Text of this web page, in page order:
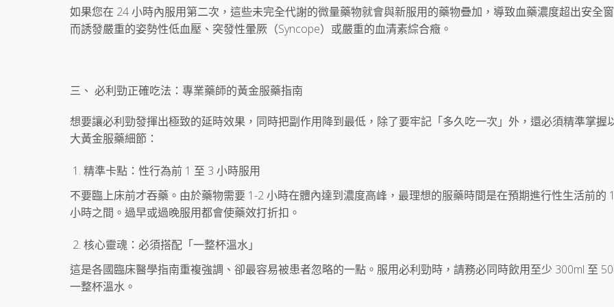
如果您在 24 小時內服用第二次，這些未完全代謝的微量藥物就會與新服用的藥物疊加，導致血藥濃度超出安全
而誘發嚴重的姿勢性低血壓、突發性暈厥（Syncope）或嚴重的血清素綜合癥。
三、 必利勁正確吃法：專業藥師的黃金服藥指南
想要讓必利勁發揮出極致的延時效果，同時把副作用降到最低，除了要牢記「多久吃一次」外，還必須精準掌握
大黃金服藥細節：
精準卡點：性行為前 1 至 3 小時服用
不要臨上床前才吞藥。由於藥物需要 1-2 小時在體內達到濃度高峰，最理想的服藥時間是在預期進行性生活前的
小時之間。過早或過晚服用都會使藥效打折扣。
核心靈魂：必須搭配「一整杯溫水」
這是各國臨床醫學指南重複強調、卻最容易被患者忽略的一點。服用必利勁時，請務必同時飲用至少 300ml 至
一整杯溫水。